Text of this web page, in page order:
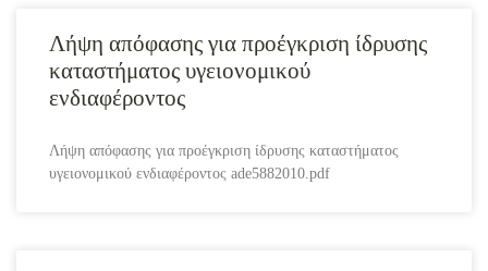
Λήψη απόφασης για προέγκριση ίδρυσης
καταστήματος υγειονομικού
ενδιαφέροντος
Λήψη απόφασης για προέγκριση ίδρυσης καταστήματος
υγειονομικού ενδιαφέροντος ade5882010.pdf